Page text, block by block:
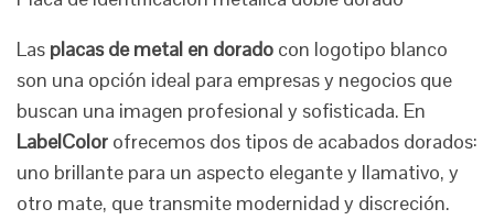
Las placas de metal en dorado con logotipo blanco
son una opción ideal para empresas y negocios que
buscan una imagen profesional y sofisticada. En
LabelColor ofrecemos dos tipos de acabados dorados:
uno brillante para un aspecto elegante y llamativo, y
otro mate, que transmite modernidad y discreción.